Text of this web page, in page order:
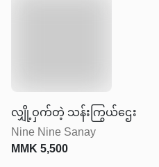
လျှို့ဝှက်တဲ့ သန်းကြွယ်ဌေး
Nine Nine Sanay
MMK5,500